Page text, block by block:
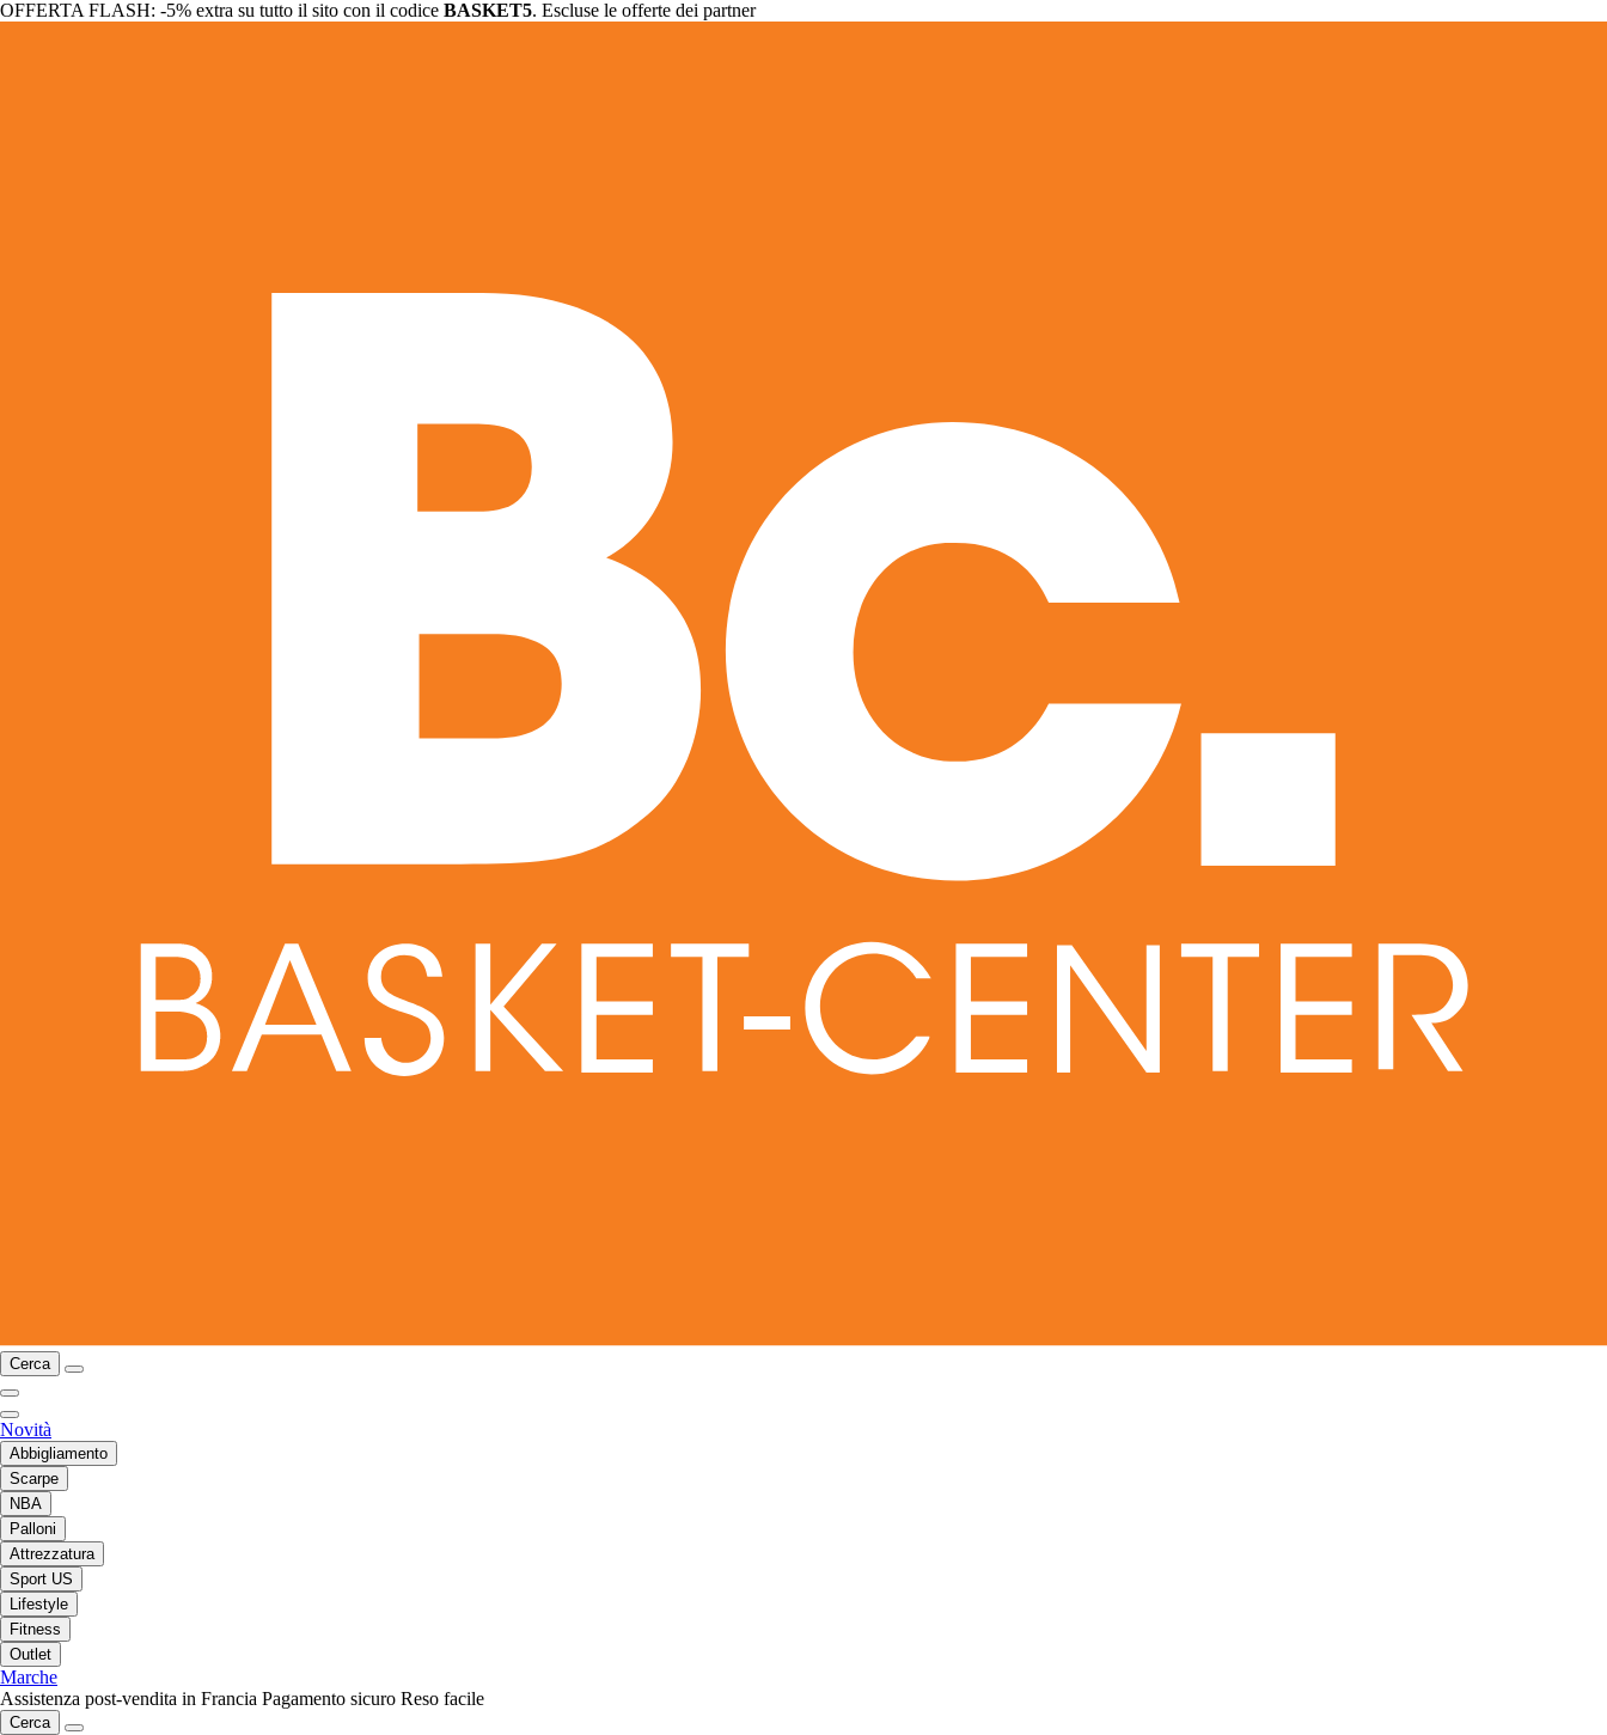
OFFERTA FLASH: -5% extra su tutto il sito con il codice BASKET5. Escluse le offerte dei partner
Cerca
Novità
Abbigliamento
Scarpe
NBA
Palloni
Attrezzatura
Sport US
Lifestyle
Fitness
Outlet
Marche
Assistenza post-vendita in Francia Pagamento sicuro Reso facile
Cerca